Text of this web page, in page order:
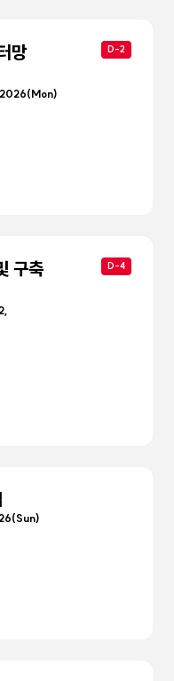
망
D-2
구축
D-4